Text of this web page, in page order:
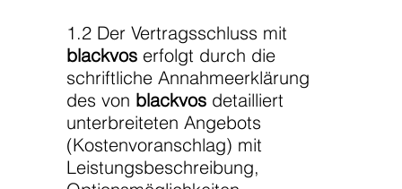
1.2 Der Vertragsschluss mit
blackvos erfolgt durch die
schriftliche Annahmeerklärung
des von blackvos detailliert
unterbreiteten Angebots
(Kostenvoranschlag) mit
Leistungsbeschreibung,